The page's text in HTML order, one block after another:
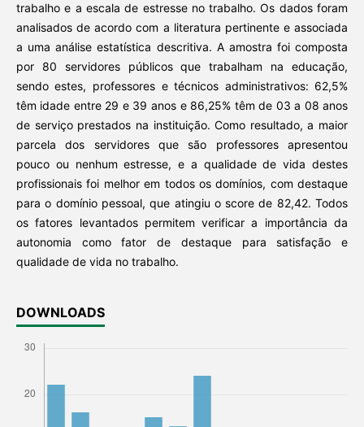
trabalho e a escala de estresse no trabalho. Os dados foram
analisados de acordo com a literatura pertinente e associada
a uma análise estatística descritiva. A amostra foi composta
por 80 servidores públicos que trabalham na educação,
sendo estes, professores e técnicos administrativos: 62,5%
têm idade entre 29 e 39 anos e 86,25% têm de 03 a 08 anos
de serviço prestados na instituição. Como resultado, a maior
parcela dos servidores que são professores apresentou
pouco ou nenhum estresse, e a qualidade de vida destes
profissionais foi melhor em todos os domínios, com destaque
para o domínio pessoal, que atingiu o score de 82,42. Todos
os fatores levantados permitem verificar a importância da
autonomia como fator de destaque para satisfação e
qualidade de vida no trabalho.
DOWNLOADS